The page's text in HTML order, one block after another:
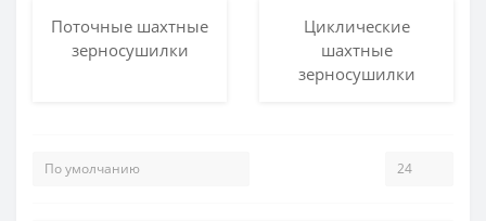
Поточные шахтные
зерносушилки
Циклические
шахтные
зерносушилки